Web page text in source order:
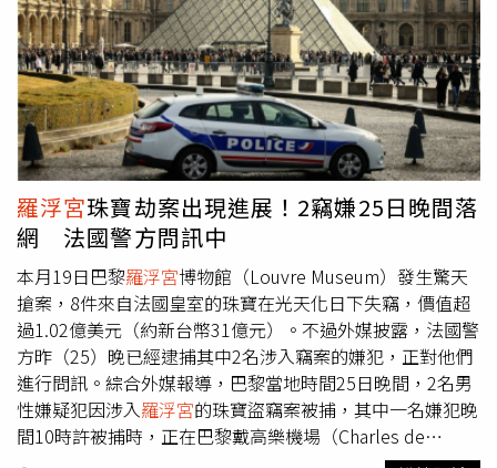
尼省（Seine-Saint-Denis）奧貝維利耶（Aubervilliers）一
帶。雖然警方同步執行多項搜索行動，但巴黎檢方表示，截
至目前仍未尋獲遭竊珠寶。貝庫奧強調，儘管失物未見蹤
影，但隨著搜索與偵訊深入，「案件正在推進，每一步都有
新線索」。她形容整起調查如同「一磚一瓦地堆砌」，正在
逐步鎖定所有涉案成員。竊珠寶多件珍藏於阿波羅藝廊，屬
羅浮宮最珍貴展品之一。這五名新嫌犯的落網與稍早於10月
25日遭捕的兩名30多歲男子並無直接關聯。該兩人已於29
日正式遭巴黎檢方起訴，罪名包括「有組織集團竊盜」與
「組織犯罪結社」，並被裁定收押。據檢方透露，兩人已
「部分認罪」，其中一人被認為是實際闖入阿波羅藝廊竊走
珠寶者。本案因涉及法國國寶級博物館與珍貴文物，引起社
會高度關注。參議院文化委員會主席亦質疑羅浮宮的保全措
施是否到位。目前警方持續調查各嫌犯角色與珠寶流向，全
案尚未落幕。羅浮宮於10月19日驚傳珠寶竊案，警方於巴
黎與周邊地區再逮5名嫌犯，目前全案調查持續中。（圖／
翻攝自X，@mathrubhumieng）
羅浮宮珠寶劫案出現進展！2竊嫌25日晚間落
網 法國警方問訊中
本月19日巴黎羅浮宮博物館（Louvre Museum）發生驚天
搶案，8件來自法國皇室的珠寶在光天化日下失竊，價值超
過1.02億美元（約新台幣31億元）。不過外媒披露，法國警
方昨（25）晚已經逮捕其中2名涉入竊案的嫌犯，正對他們
進行問訊。綜合外媒報導，巴黎當地時間25日晚間，2名男
性嫌疑犯因涉入羅浮宮的珠寶盜竊案被捕，其中一名嫌犯晚
間10時許被捕時，正在巴黎戴高樂機場（Charles de
Gaulle）準備出境前往北非國家阿爾及利亞（Algeria），被